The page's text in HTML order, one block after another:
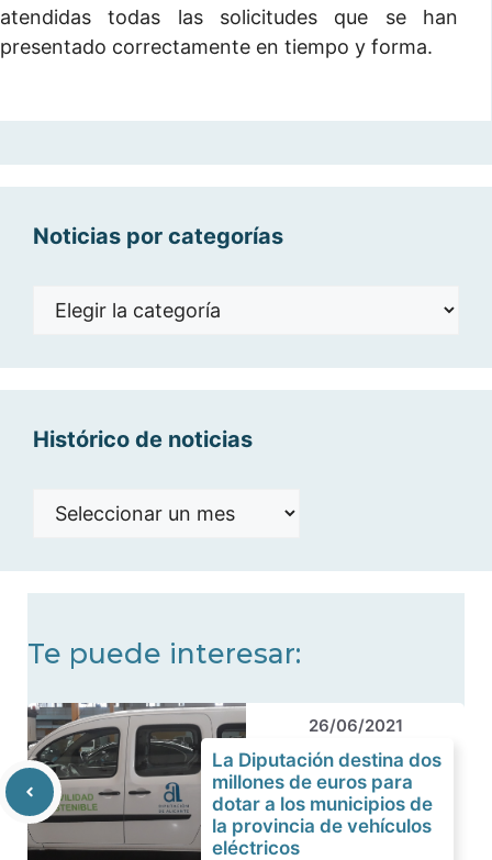
atendidas todas las solicitudes que se han
presentado correctamente en tiempo y forma.
Noticias por categorías
Noticias
Histórico de noticias
Histórico
Te puede interesar:
26/06/2021
La Diputación destina dos
millones de euros para
dotar a los municipios de
la provincia de vehículos
eléctricos